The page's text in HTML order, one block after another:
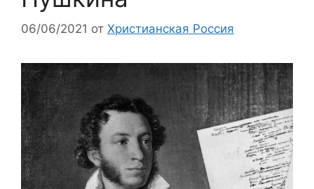
06/06/2021 от Христианская Россия